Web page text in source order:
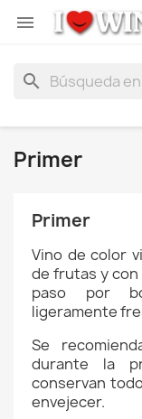

search
Primer
Primer
Vino de color
de frutas y
paso por
ligeramente
Se
durante la
conservan
envejecer.